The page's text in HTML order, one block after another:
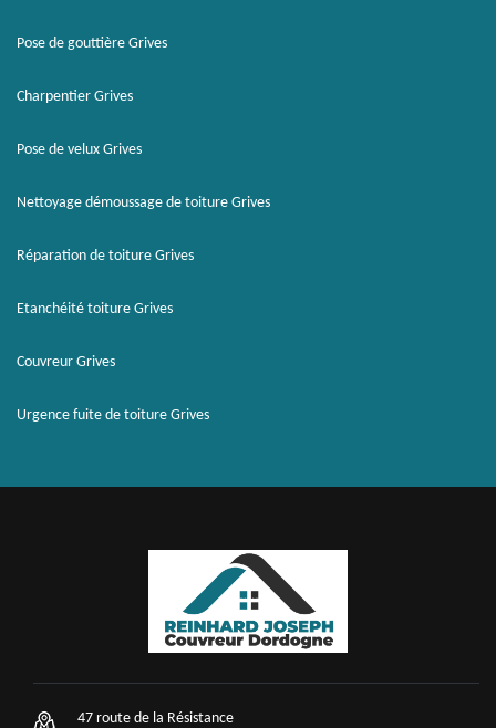
Pose de gouttière Grives
Charpentier Grives
Pose de velux Grives
Nettoyage démoussage de toiture Grives
Réparation de toiture Grives
Etanchéité toiture Grives
Couvreur Grives
Urgence fuite de toiture Grives
47 route de la Résistance